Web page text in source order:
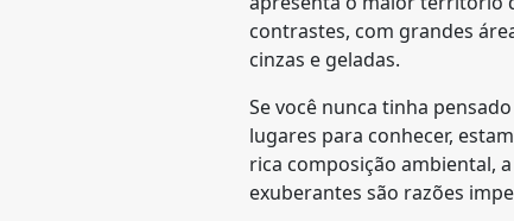
contrastes, com grandes
cinzas e geladas.
Se você nunca tinha
lugares para conhecer,
rica composição ambiental,
exuberantes são razões